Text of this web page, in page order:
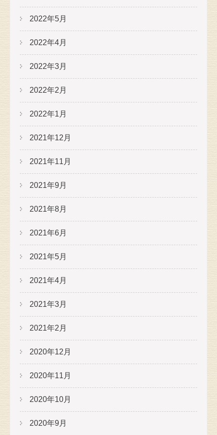
2022年5月
2022年4月
2022年3月
2022年2月
2022年1月
2021年12月
2021年11月
2021年9月
2021年8月
2021年6月
2021年5月
2021年4月
2021年3月
2021年2月
2020年12月
2020年11月
2020年10月
2020年9月